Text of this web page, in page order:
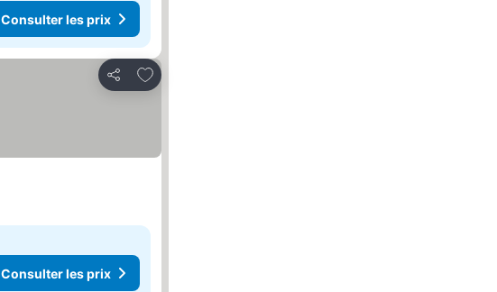
Consulter les prix
Partager
Ajouter à mes favoris
Consulter les prix